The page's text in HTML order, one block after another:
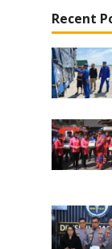
Recent